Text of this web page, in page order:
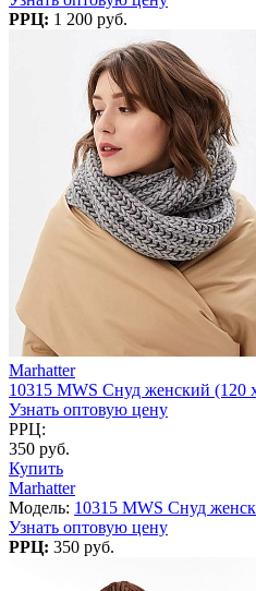
РРЦ: 1 200 руб.
Marhatter
10315 MWS Снуд женский (120
Узнать оптовую цену
РРЦ:
350 руб.
Купить
Marhatter
Модель: 10315 MWS Снуд
Узнать оптовую цену
РРЦ: 350 руб.